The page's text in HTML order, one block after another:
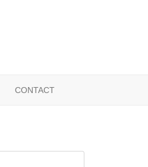
CONTACT